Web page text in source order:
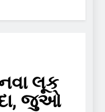
નવા લૂક
જુઓ